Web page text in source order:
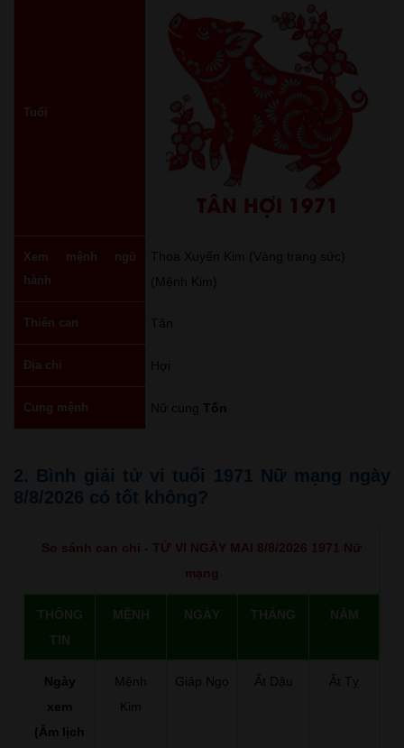
Tuổi
TÂN HỢI 1971
Xem mệnh ngũ
hành
Thoa Xuyến Kim (Vàng trang sức)
(Mệnh Kim)
Thiên can Tân
Địa chi Hợi
Cung mệnh Nữ cung Tốn
2. Bình giải tử vi tuổi 1971 Nữ mạng ngày
8/8/2026 có tốt không?
So sánh can chi - TỬ VI NGÀY MAI 8/8/2026 1971 Nữ
mạng
THÔNG
TIN
MỆNH NGÀY THÁNG NĂM
Ngày
xem
(Âm lịch
Mệnh
Kim
Giáp Ngọ Ất Dậu Ất Tỵ